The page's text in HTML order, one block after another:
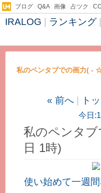
ブログ Q&A| 画像 占ツク
IRALOG ランキング
私のペンタブでの画力( -
« 前へ ト
今日
私のペンタブ
日 1時)
使い始めて一週